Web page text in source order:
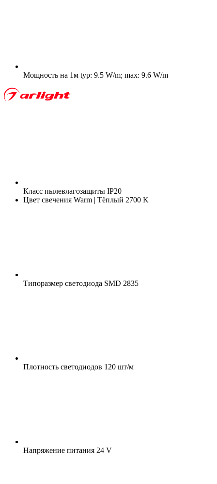
Мощность на 1м typ: 9.5 W/m; max: 9.6 W/m
Класс пылевлагозащиты IP20
Цвет свечения Warm | Тёплый 2700 K
Типоразмер светодиода SMD 2835
Плотность светодиодов 120 шт/м
Напряжение питания 24 V